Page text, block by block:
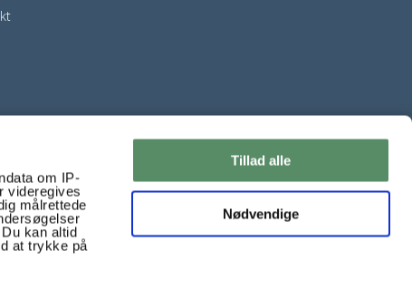
om IP-
videregives
målrettede
kan altid
at trykke på
Tillad alle
Nødvendige